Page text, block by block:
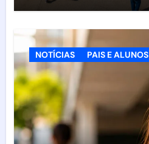
NOTÍCIAS PAIS E ALUNOS